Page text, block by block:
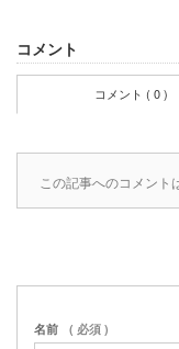
コメント
コメント ( 0 )
この記事へのコメント
名前 ( 必須 )